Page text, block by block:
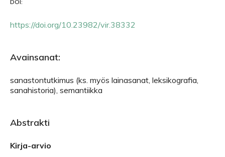
DOI:
https://doi.org/10.23982/vir.38332
Avainsanat:
sanastontutkimus (ks. myös lainasanat, leksikografia,
sanahistoria), semantiikka
Abstrakti
Kirja-arvio